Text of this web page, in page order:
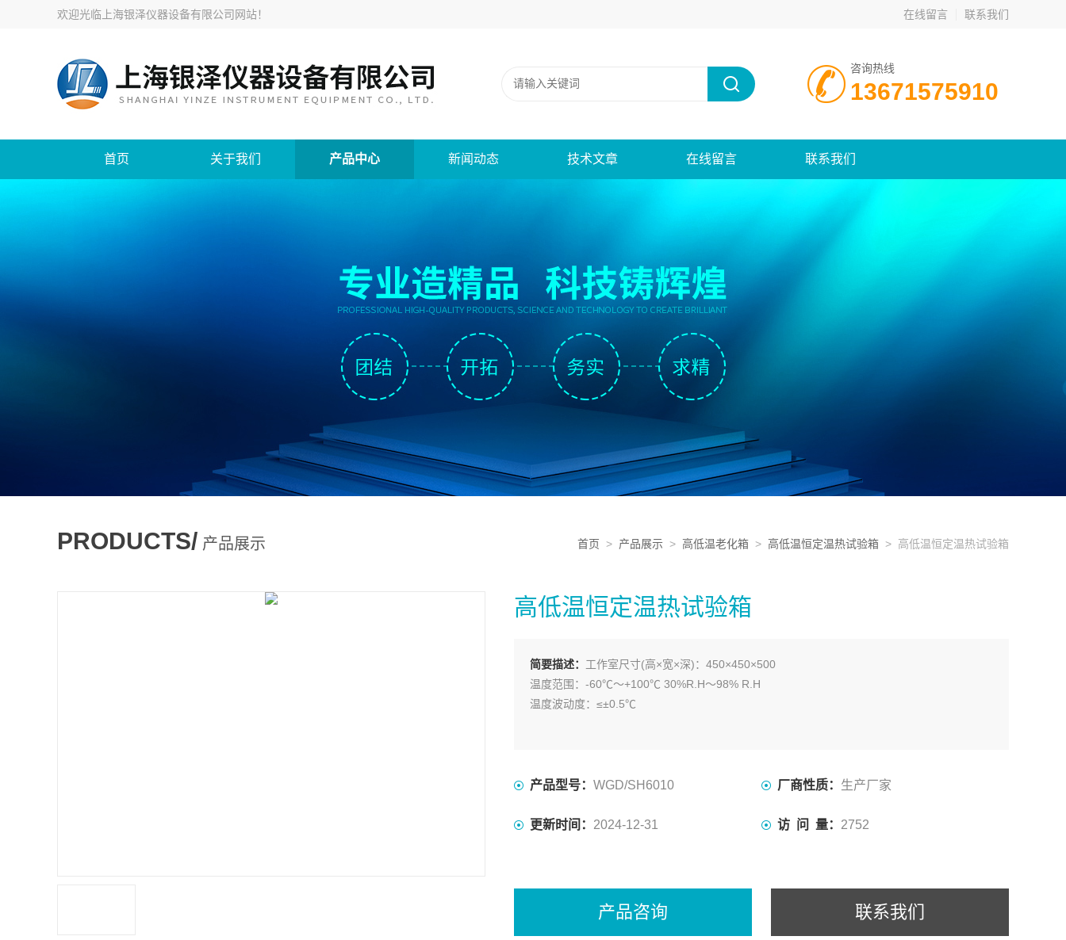
欢迎光临 上海银泽仪器设备有限公司网站！ 在线留言 联系我们
咨询热线
13671575910
首页 关于我们 产品中心 新闻动态 技术文章 在线留言 联系我们
PRODUCTS/ 产品展示 首页 > 产品展示 > 高低温老化箱 > 高低温恒定温热试验箱 > 高低温恒定温热试验箱
高低温恒定温热试验箱
简要描述： 工作室尺寸(高×宽×深)：450×450×500
温度范围：-60℃～+100℃ 30%R.H～98% R.H
温度波动度：≤±0.5℃
产品型号： WGD/SH6010 厂商性质： 生产厂家
更新时间： 2024-12-31 访 问 量： 2752
产品咨询 联系我们